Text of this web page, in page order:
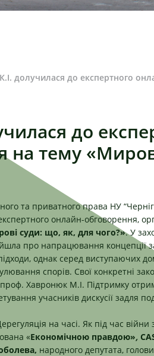
долучилася до експертного
до
на тему
та приватного права НУ
онлайн-обговорення,
суди: що, як, для чого?». У
про напрацювання концепції
однак серед виступаючих
спорів. Свої конкретні
Хавронюк М.І. Підтримку
учасників дискусії задля
на часі. Як під час війни
«Економічною правдою»,
народного депутата,